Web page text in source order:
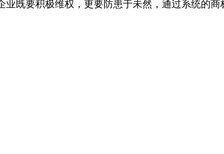
既要积极维权，更要防患于未然，通过系统的商